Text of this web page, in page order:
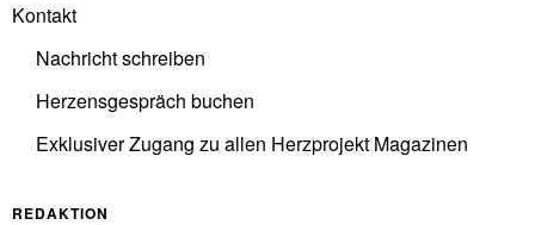
Kontakt
Nachricht schreiben
Herzensgespräch buchen
Exklusiver Zugang zu allen Herzprojekt Magazinen
REDAKTION